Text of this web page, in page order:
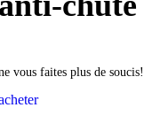
vous faites plus de soucis!